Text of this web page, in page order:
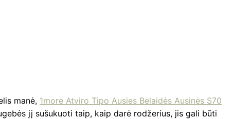
manė, 1more Atviro Tipo Ausies Belaidės Ausinės S70
jį sušukuoti taip, kaip darė rodžerius, jis gali būti